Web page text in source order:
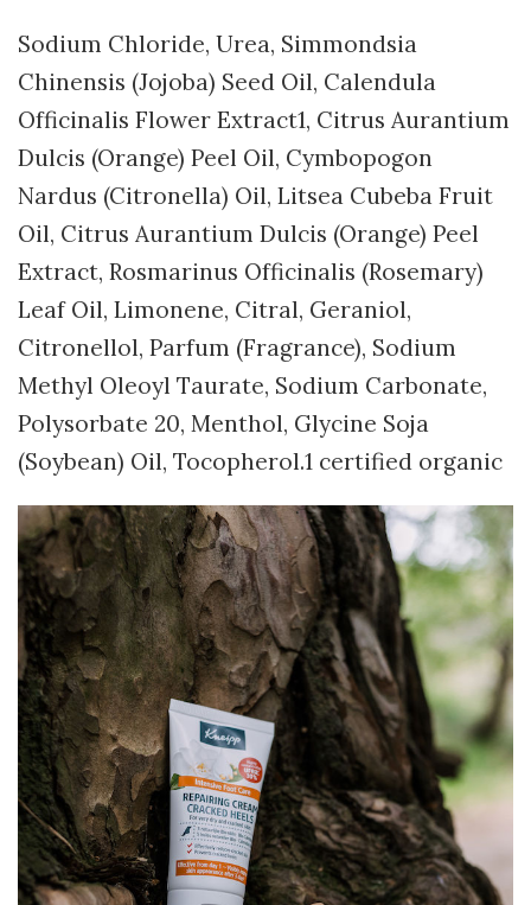
Sodium Chloride, Urea, Simmondsia
Chinensis (Jojoba) Seed Oil, Calendula
Officinalis Flower Extract1, Citrus Aurantium
Dulcis (Orange) Peel Oil, Cymbopogon
Nardus (Citronella) Oil, Litsea Cubeba Fruit
Oil, Citrus Aurantium Dulcis (Orange) Peel
Extract, Rosmarinus Officinalis (Rosemary)
Leaf Oil, Limonene, Citral, Geraniol,
Citronellol, Parfum (Fragrance), Sodium
Methyl Oleoyl Taurate, Sodium Carbonate,
Polysorbate 20, Menthol, Glycine Soja
(Soybean) Oil, Tocopherol.1 certified organic